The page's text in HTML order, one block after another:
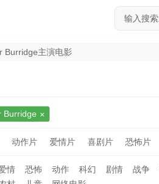
Burridge主演电影
Burridge
动作片 爱情片 喜剧片 恐怖片
情 恐怖 动作 科幻 剧情 战争